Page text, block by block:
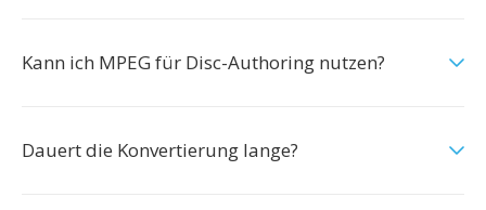
Kann ich MPEG für Disc-Authoring nutzen?
Dauert die Konvertierung lange?